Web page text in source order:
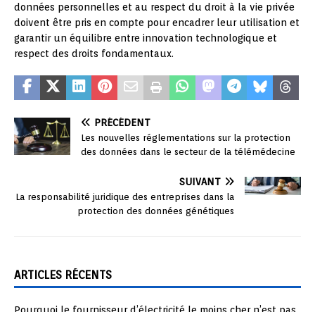
données personnelles et au respect du droit à la vie privée
doivent être pris en compte pour encadrer leur utilisation et
garantir un équilibre entre innovation technologique et
respect des droits fondamentaux.
PRÉCÉDENT
Les nouvelles réglementations sur la protection
des données dans le secteur de la télémédecine
SUIVANT
La responsabilité juridique des entreprises dans la
protection des données génétiques
ARTICLES RÉCENTS
Pourquoi le fournisseur d’électricité le moins cher n’est pas